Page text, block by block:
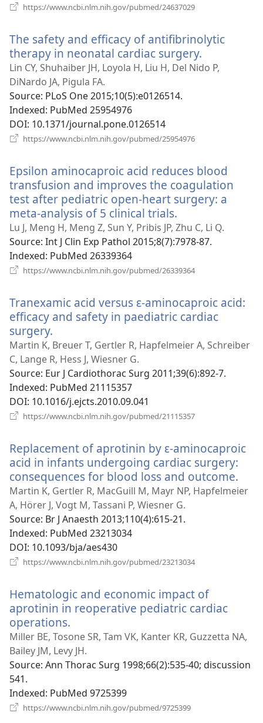
https://www.ncbi.nlm.nih.gov/pubmed/24637029
вікні)
The safety and efficacy of antifibrinolytic
therapy in neonatal cardiac surgery.
у
Lin CY, Shuhaiber JH, Loyola H, Liu H, Del Nido P,
DiNardo JA, Pigula FA.
Source‎: PLoS One 2015;10(5):e0126514.
Indexed‎: PubMed 25954976
DOI‎: 10.1371/journal.pone.0126514
https://www.ncbi.nlm.nih.gov/pubmed/25954976
вікні)
Epsilon aminocaproic acid reduces blood
transfusion and improves the coagulation
test after pediatric open-heart surgery: a
meta-analysis of 5 clinical trials.
у
новому
Lu J, Meng H, Meng Z, Sun Y, Pribis JP, Zhu C, Li Q.
Source‎: Int J Clin Exp Pathol 2015;8(7):7978-87.
Indexed‎: PubMed 26339364
https://www.ncbi.nlm.nih.gov/pubmed/26339364
вікні)
Tranexamic acid versus ɛ-aminocaproic acid:
efficacy and safety in paediatric cardiac
surgery.
у
новому
вікні)
Martin K, Breuer T, Gertler R, Hapfelmeier A, Schreiber
C, Lange R, Hess J, Wiesner G.
Source‎: Eur J Cardiothorac Surg 2011;39(6):892-7.
Indexed‎: PubMed 21115357
DOI‎: 10.1016/j.ejcts.2010.09.041
https://www.ncbi.nlm.nih.gov/pubmed/21115357
вікні)
Replacement of aprotinin by ε-aminocaproic
acid in infants undergoing cardiac surgery:
consequences for blood loss and outcome.
у
Martin K, Gertler R, MacGuill M, Mayr NP, Hapfelmeier
A, Hörer J, Vogt M, Tassani P, Wiesner G.
Source‎: Br J Anaesth 2013;110(4):615-21.
Indexed‎: PubMed 23213034
DOI‎: 10.1093/bja/aes430
https://www.ncbi.nlm.nih.gov/pubmed/23213034
вікні)
Hematologic and economic impact of
aprotinin in reoperative pediatric cardiac
operations.
у
новому
вікні)
Miller BE, Tosone SR, Tam VK, Kanter KR, Guzzetta NA,
Bailey JM, Levy JH.
Source‎: Ann Thorac Surg 1998;66(2):535-40; discussion
541.
Indexed‎: PubMed 9725399
https://www.ncbi.nlm.nih.gov/pubmed/9725399